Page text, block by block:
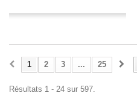
1 2 3 ... 25
Résultats 1 - 24 sur 597.